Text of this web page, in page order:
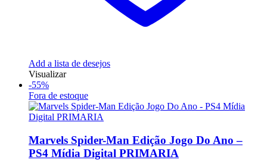
Add a lista de desejos
Visualizar
-55%
Fora de estoque
Marvels Spider-Man Edição Jogo Do Ano –
PS4 Mídia Digital PRIMARIA